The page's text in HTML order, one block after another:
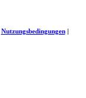
Nutzungsbedingungen|